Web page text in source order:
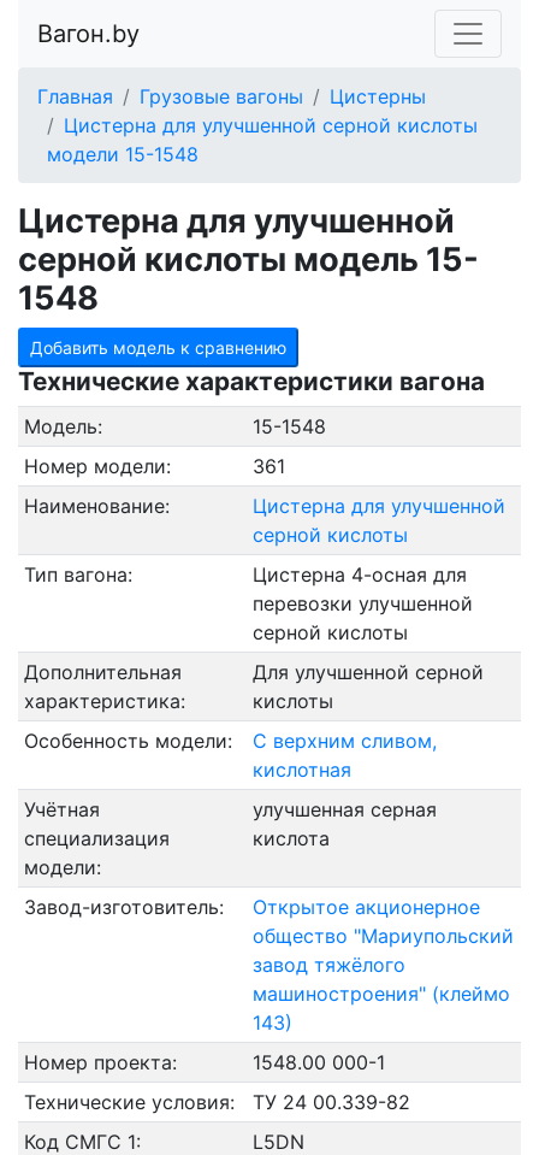
Вагон.by
Главная Грузовые вагоны
Цистерны
Цистерна для улучшенной серной кислоты
модели 15-1548
Цистерна для улучшенной
серной кислоты модель 15-
1548
Добавить модель к сравнению
Технические характеристики вагона
Модель:
15-1548
Номер модели:
361
Наименование:
Цистерна для улучшенной
серной кислоты
Тип вагона:
Цистерна 4-осная для
перевозки улучшенной
серной кислоты
Дополнительная
характеристика:
Для улучшенной серной
кислоты
Особенность модели:
С верхним сливом,
кислотная
Учётная
специализация
модели:
улучшенная серная
кислота
Завод-изготовитель:
Открытое акционерное
общество "Мариупольский
завод тяжёлого
машиностроения" (клеймо
143)
Номер проекта:
1548.00 000-1
Технические условия:
ТУ 24 00.339-82
Код СМГС 1:
L5DN